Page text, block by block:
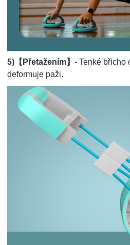
5)【Přetažením】- Tenké břicho
deformuje paži.